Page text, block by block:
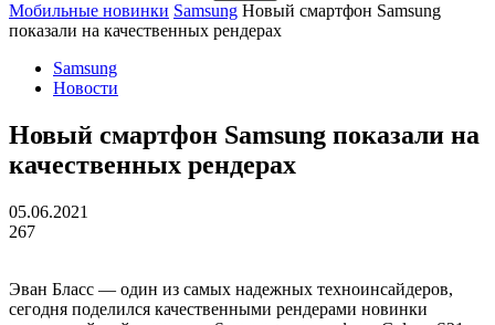
Мобильные новинки Samsung Новый смартфон Samsung
показали на качественных рендерах
Samsung
Новости
Новый смартфон Samsung показали на
качественных рендерах
05.06.2021
267
Эван Бласс — один из самых надежных техноинсайдеров,
сегодня поделился качественными рендерами новинки